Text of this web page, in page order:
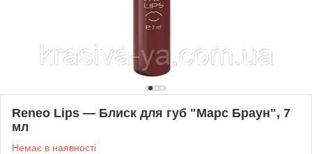
Reneo Lips — Блиск для губ "Марс Браун", 7
мл
Немає в наявності